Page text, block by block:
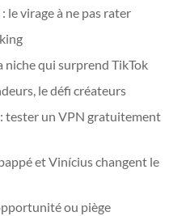
le virage à ne pas rater
niche qui surprend TikTok
le défi créateurs
tester un VPN gratuitement
et Vinícius changent le
ou piège